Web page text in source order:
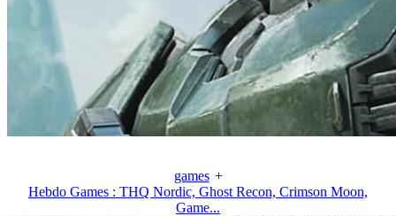
games +
Hebdo Games : THQ Nordic, Ghost Recon, Crimson Moon,
Game...